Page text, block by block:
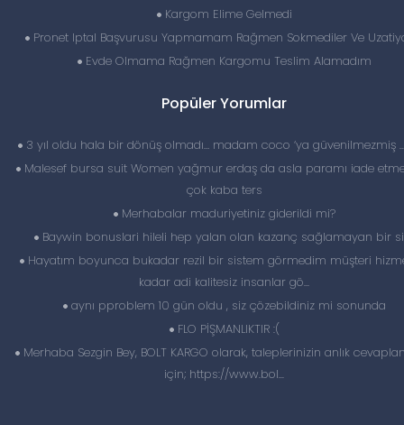
Kargom Elime Gelmedi
Pronet Iptal Başvurusu Yapmamam Rağmen Sokmediler Ve
Evde Olmama Rağmen Kargomu Teslim Alamadım
Popüler Yorumlar
3 yıl oldu hala bir dönüş olmadı… madam coco ‘ya güvenilmezmiş
Malesef bursa suit Women yağmur erdaş da asla paramı iade
çok kaba ters
Merhabalar maduriyetiniz giderildi mi?
Baywin bonuslari hileli hep yalan olan kazanç sağlamayan bir
Hayatım boyunca bukadar rezil bir sistem görmedim müşteri
kadar adi kalitesiz insanlar gö...
aynı pproblem 10 gün oldu , siz çözebildiniz mi sonunda
FLO PİŞMANLIKTIR :(
Merhaba Sezgin Bey, BOLT KARGO olarak, taleplerinizin anlık
için; https://www.bol...